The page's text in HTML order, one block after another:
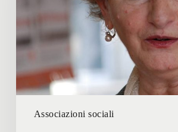
Associazioni sociali
vita
spesa
accanto
persone